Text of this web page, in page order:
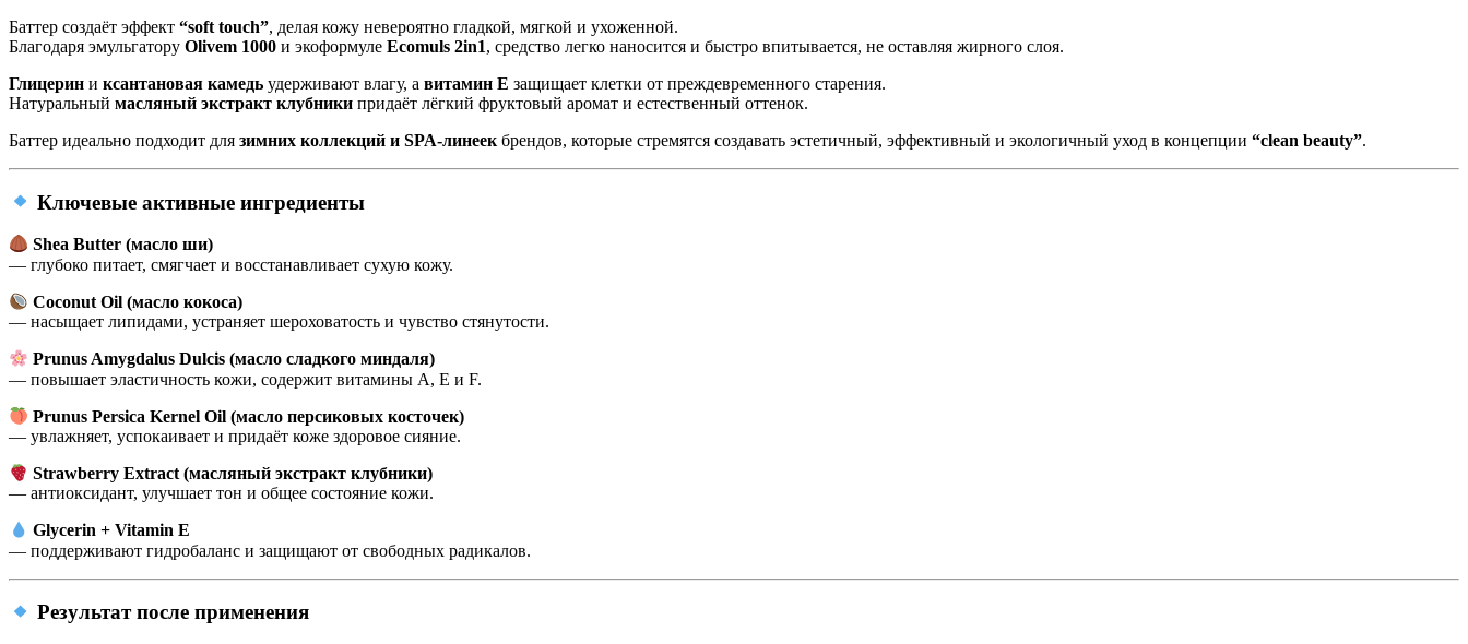
Баттер создаёт эффект “soft touch”, делая кожу невероятно гладкой, мягкой и ухоженной.
Благодаря эмульгатору Olivem 1000 и экоформуле Ecomuls 2in1, средство легко наносится и быстро впитывается, не оставляя жирного слоя.
Глицерин и ксантановая камедь удерживают влагу, а витамин Е защищает клетки от преждевременного старения.
Натуральный масляный экстракт клубники придаёт лёгкий фруктовый аромат и естественный оттенок.
Баттер идеально подходит для зимних коллекций и SPA-линеек брендов, которые стремятся создавать эстетичный, эффективный и экологичный уход в концепции “clean beauty”.
Ключевые активные ингредиенты
Shea Butter (масло ши)
— глубоко питает, смягчает и восстанавливает сухую кожу.
Coconut Oil (масло кокоса)
— насыщает липидами, устраняет шероховатость и чувство стянутости.
Prunus Amygdalus Dulcis (масло сладкого миндаля)
— повышает эластичность кожи, содержит витамины A, E и F.
Prunus Persica Kernel Oil (масло персиковых косточек)
— увлажняет, успокаивает и придаёт коже здоровое сияние.
Strawberry Extract (масляный экстракт клубники)
— антиоксидант, улучшает тон и общее состояние кожи.
Glycerin + Vitamin E
— поддерживают гидробаланс и защищают от свободных радикалов.
Результат после применения